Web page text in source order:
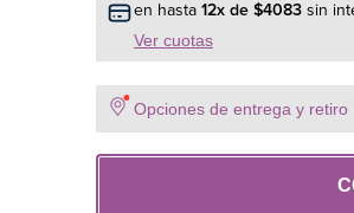
- Función: Produce la energía
alimentos.
- Instalación: Ajuste preciso y
Beneficios:
- Garantiza un calentamiento
- Mantiene el rendimiento original
en hasta 12x de $4083 sin
Ver cuotas
Opciones de entrega y retiro